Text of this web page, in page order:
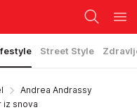
Street Style
Andrea Andrassy
iz snova